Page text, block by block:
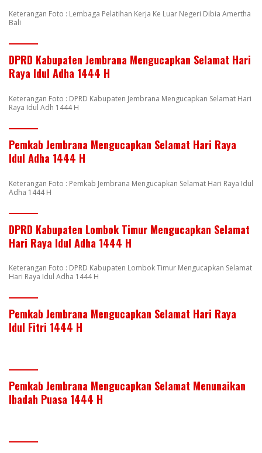
Keterangan Foto : Lembaga Pelatihan Kerja Ke Luar Negeri Dibia Amertha
Bali
DPRD Kabupaten Jembrana Mengucapkan Selamat Hari
Raya Idul Adha 1444 H
Keterangan Foto : DPRD Kabupaten Jembrana Mengucapkan Selamat Hari
Raya Idul Adh 1444 H
Pemkab Jembrana Mengucapkan Selamat Hari Raya
Idul Adha 1444 H
Keterangan Foto : Pemkab Jembrana Mengucapkan Selamat Hari Raya Idul
Adha 1444 H
DPRD Kabupaten Lombok Timur Mengucapkan Selamat
Hari Raya Idul Adha 1444 H
Keterangan Foto : DPRD Kabupaten Lombok Timur Mengucapkan Selamat
Hari Raya Idul Adha 1444 H
Pemkab Jembrana Mengucapkan Selamat Hari Raya
Idul Fitri 1444 H
Pemkab Jembrana Mengucapkan Selamat Menunaikan
Ibadah Puasa 1444 H